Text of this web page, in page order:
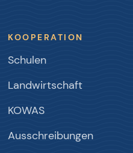
KOOPERATION
Schulen
Landwirtschaft
KOWAS
Ausschreibungen